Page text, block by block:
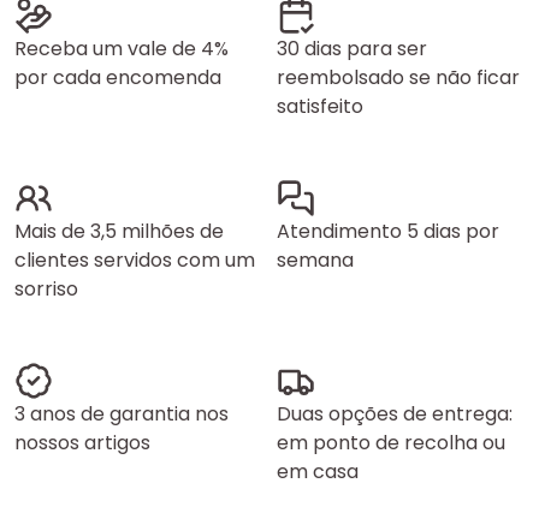
Receba um vale de 4%
por cada encomenda
30 dias para ser
reembolsado se não ficar
satisfeito
Mais de 3,5 milhões de
clientes servidos com um
sorriso
Atendimento 5 dias por
semana
3 anos de garantia nos
nossos artigos
Duas opções de entrega:
em ponto de recolha ou
em casa